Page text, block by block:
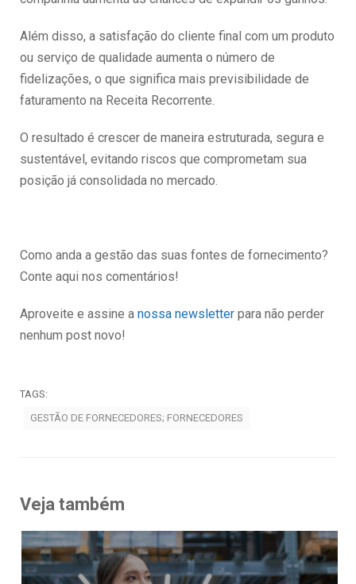
Além disso, a satisfação do cliente final com um produto
ou serviço de qualidade aumenta o número de
fidelizações, o que significa mais previsibilidade de
faturamento na Receita Recorrente.
O resultado é crescer de maneira estruturada, segura e
sustentável, evitando riscos que comprometam sua
posição já consolidada no mercado.
Como anda a gestão das suas fontes de fornecimento?
Conte aqui nos comentários!
Aproveite e assine a nossa newsletter para não perder
nenhum post novo!
TAGS:
GESTÃO DE FORNECEDORES; FORNECEDORES
Veja também